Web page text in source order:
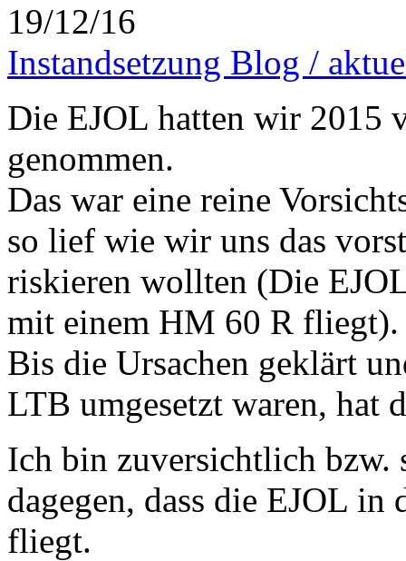
19/12/16
Instandsetzung Blog /
Die EJOL hatten wir 2015
genommen.
Das war eine reine
so lief wie wir uns das
riskieren wollten (Die
mit einem HM 60 R fliegt).
Bis die Ursachen geklärt
LTB umgesetzt waren, hat
Ich bin zuversichtlich bzw.
dagegen, dass die EJOL in
fliegt.